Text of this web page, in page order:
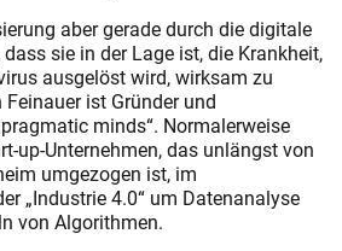
aber gerade durch die digitale
sie in der Lage ist, die Krankheit,
ausgelöst wird, wirksam zu
ist Gründer und
minds“. Normalerweise
up-Unternehmen, das unlängst von
umgezogen ist, im
„Industrie 4.0“ um Datenanalyse
von Algorithmen.